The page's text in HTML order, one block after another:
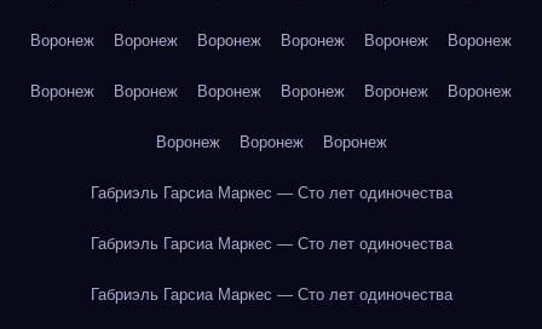
Воронеж Воронеж Воронеж Воронеж Воронеж Воронеж
Воронеж Воронеж Воронеж Воронеж Воронеж Воронеж
Воронеж Воронеж Воронеж
Габриэль Гарсиа Маркес — Сто лет одиночества
Габриэль Гарсиа Маркес — Сто лет одиночества
Габриэль Гарсиа Маркес — Сто лет одиночества